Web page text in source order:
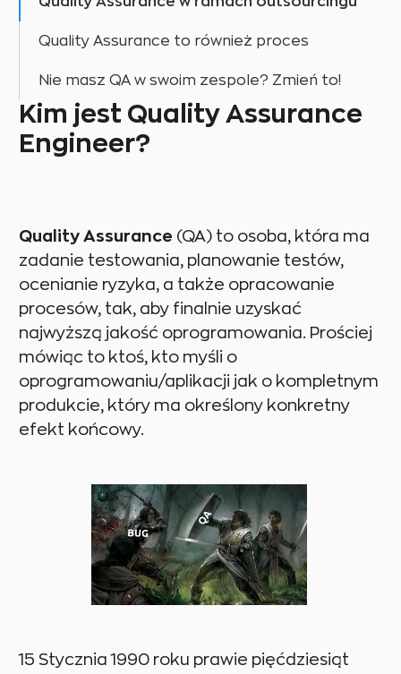
Kim jest Quality Assurance
Engineer?
Quality Assurance (QA) to osoba, która ma
zadanie testowania, planowanie testów,
ocenianie ryzyka, a także opracowanie
procesów, tak, aby finalnie uzyskać
najwyższą jakość oprogramowania. Prościej
mówiąc to ktoś, kto myśli o
oprogramowaniu/aplikacji jak o kompletnym
produkcie, który ma określony konkretny
efekt końcowy.
15 Stycznia 1990 roku prawie pięćdziesiąt
Quality Assurance to również proces
Nie masz QA w swoim zespole? Zmień to!